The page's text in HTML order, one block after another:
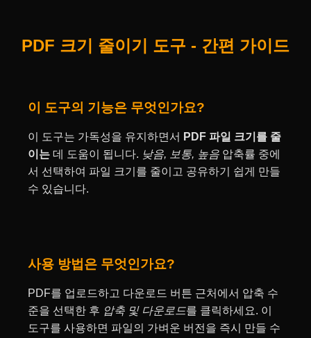
PDF 크기 줄이기 도구 - 간편 가이드
이 도구의 기능은 무엇인가요?
이 도구는 가독성을 유지하면서 PDF 파일 크기를 줄
이는 데 도움이 됩니다. 낮음, 보통, 높음 압축률 중에
서 선택하여 파일 크기를 줄이고 공유하기 쉽게 만들
수 있습니다.
사용 방법은 무엇인가요?
PDF를 업로드하고 다운로드 버튼 근처에서 압축 수
준을 선택한 후 압축 및 다운로드를 클릭하세요. 이
도구를 사용하면 파일의 가벼운 버전을 즉시 만들 수